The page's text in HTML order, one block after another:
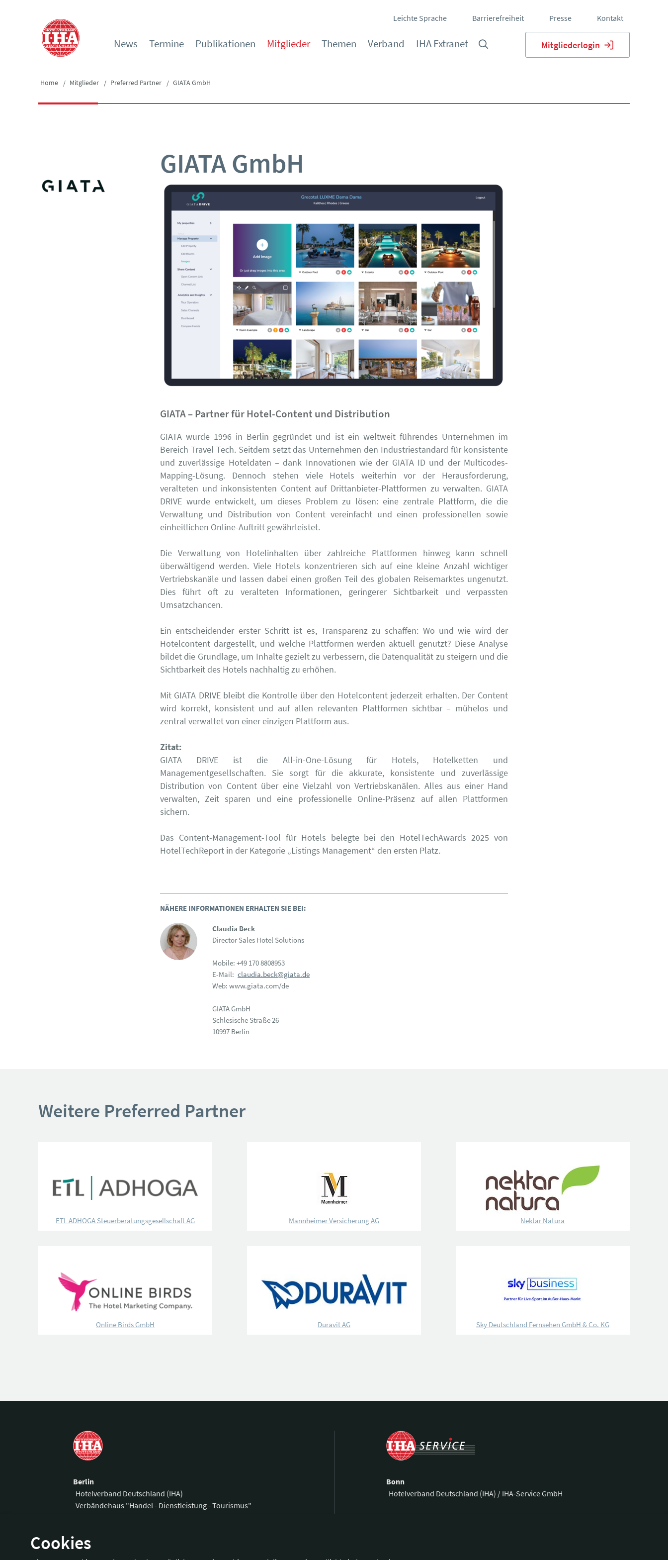
Cookies
Leichte Sprache Barrierefreiheit Presse Kontakt
News Termine Publikationen Mitglieder Themen Verband IHA Extranet Mitgliederlogin
Home Mitglieder Preferred Partner GIATA GmbH
GIATA GmbH
GIATA – Partner für Hotel-Content und Distribution
GIATA wurde 1996 in Berlin gegründet und ist ein weltweit führendes Unternehmen im
Bereich Travel Tech. Seitdem setzt das Unternehmen den Industriestandard für konsistente
und zuverlässige Hoteldaten – dank Innovationen wie der GIATA ID und der Multicodes-
Mapping-Lösung. Dennoch stehen viele Hotels weiterhin vor der Herausforderung,
veralteten und inkonsistenten Content auf Drittanbieter-Plattformen zu verwalten. GIATA
DRIVE wurde entwickelt, um dieses Problem zu lösen: eine zentrale Plattform, die die
Verwaltung und Distribution von Content vereinfacht und einen professionellen sowie
einheitlichen Online-Auftritt gewährleistet.
Die Verwaltung von Hotelinhalten über zahlreiche Plattformen hinweg kann schnell
überwältigend werden. Viele Hotels konzentrieren sich auf eine kleine Anzahl wichtiger
Vertriebskanäle und lassen dabei einen großen Teil des globalen Reisemarktes ungenutzt.
Dies führt oft zu veralteten Informationen, geringerer Sichtbarkeit und verpassten
Umsatzchancen.
Ein entscheidender erster Schritt ist es, Transparenz zu schaffen: Wo und wie wird der
Hotelcontent dargestellt, und welche Plattformen werden aktuell genutzt? Diese Analyse
bildet die Grundlage, um Inhalte gezielt zu verbessern, die Datenqualität zu steigern und die
Sichtbarkeit des Hotels nachhaltig zu erhöhen.
Mit GIATA DRIVE bleibt die Kontrolle über den Hotelcontent jederzeit erhalten. Der Content
wird korrekt, konsistent und auf allen relevanten Plattformen sichtbar – mühelos und
zentral verwaltet von einer einzigen Plattform aus.
Zitat:
GIATA DRIVE ist die All-in-One-Lösung für Hotels, Hotelketten und
Managementgesellschaften. Sie sorgt für die akkurate, konsistente und zuverlässige
Distribution von Content über eine Vielzahl von Vertriebskanälen. Alles aus einer Hand
verwalten, Zeit sparen und eine professionelle Online-Präsenz auf allen Plattformen
sichern.
Das Content-Management-Tool für Hotels belegte bei den HotelTechAwards 2025 von
HotelTechReport in der Kategorie „Listings Management“ den ersten Platz.
NÄHERE INFORMATIONEN ERHALTEN SIE BEI:
Claudia Beck
Director Sales Hotel Solutions
Mobile: +49 170 8808953
E-Mail: claudia.beck@giata.de
Web: www.giata.com/de
GIATA GmbH
Schlesische Straße 26
10997 Berlin
Weitere Preferred Partner
ETL ADHOGA Steuerberatungsgesellschaft AG Mannheimer Versicherung AG Nektar Natura
Online Birds GmbH Duravit AG Sky Deutschland Fernsehen GmbH & Co. KG
Berlin
Hotelverband Deutschland (IHA)
Verbändehaus "Handel - Dienstleistung - Tourismus"
10117 Berlin
Bonn
Hotelverband Deutschland (IHA) / IHA-Service GmbH